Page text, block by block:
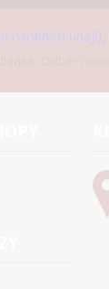
osobních údajů